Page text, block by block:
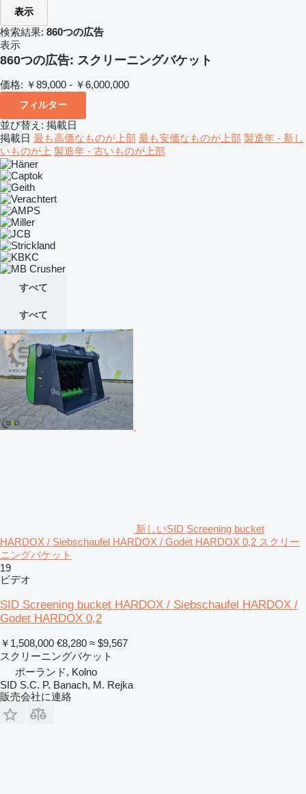
表示
検索結果: 860つの広告
表示
860つの広告: スクリーニングバケット
価格: ￥89,000 - ￥6,000,000
フィルター
並び替え : 掲載日
掲載日 最も高価なものが上部 最も安価なものが上部 製造年 - 新し
いものが上 製造年 - 古いものが上部
すべて
すべて
新しいSID Screening bucket
HARDOX / Siebschaufel HARDOX / Godet HARDOX 0,2 スクリー
ニングバケット
19
ビデオ
SID Screening bucket HARDOX / Siebschaufel HARDOX /
Godet HARDOX 0,2
￥1,508,000 €8,280 ≈ $9,567
スクリーニングバケット
ポーランド, Kolno
SID S.C. P. Banach, M. Rejka
販売会社に連絡